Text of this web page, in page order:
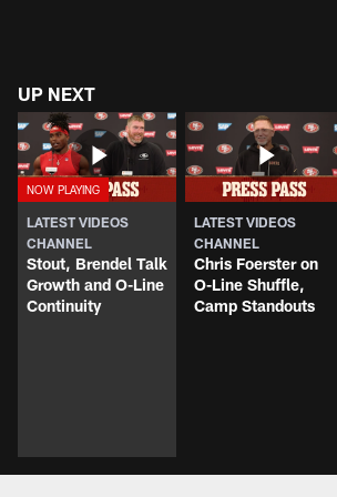
UP NEXT
LATEST VIDEOS
CHANNEL
Stout, Brendel Talk
Growth and O-Line
Continuity
LATEST VIDEOS
CHANNEL
Chris Foerster on
O-Line Shuffle,
Camp Standouts